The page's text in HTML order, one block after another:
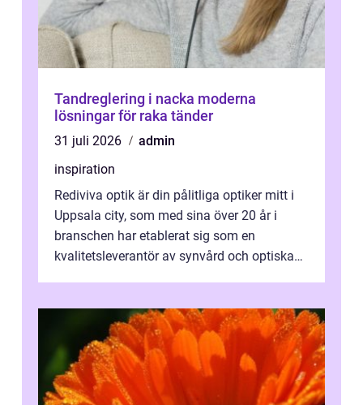
Tandreglering i nacka moderna
lösningar för raka tänder
31 juli 2026
admin
inspiration
Rediviva optik är din pålitliga optiker mitt i
Uppsala city, som med sina över 20 år i
branschen har etablerat sig som en
kvalitetsleverantör av synvård och optiska